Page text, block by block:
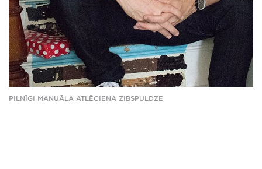
PILNĪGI MANUĀLA ATLĒCIENA ZIBSPULDZE